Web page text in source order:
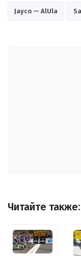
Jayco — AlUla
Читайте также: